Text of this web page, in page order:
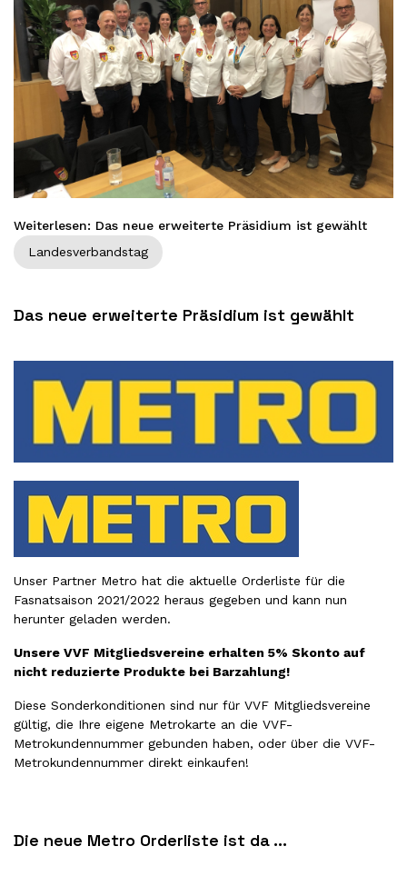
Das neue erweiterte Präsidium ist gewählt
Landesverbandstag
Weiterlesen: Das neue erweiterte Präsidium ist gewählt
Die neue Metro Orderliste ist da ...
Unser Partner Metro hat die aktuelle Orderliste für die
Fasnatsaison 2021/2022 heraus gegeben und kann nun
herunter geladen werden.
Unsere VVF Mitgliedsvereine erhalten 5% Skonto auf
nicht reduzierte Produkte bei Barzahlung!
Diese Sonderkonditionen sind nur für VVF Mitgliedsvereine
gültig, die Ihre eigene Metrokarte an die VVF-
Metrokundennummer gebunden haben, oder über die VVF-
Metrokundennummer direkt einkaufen!